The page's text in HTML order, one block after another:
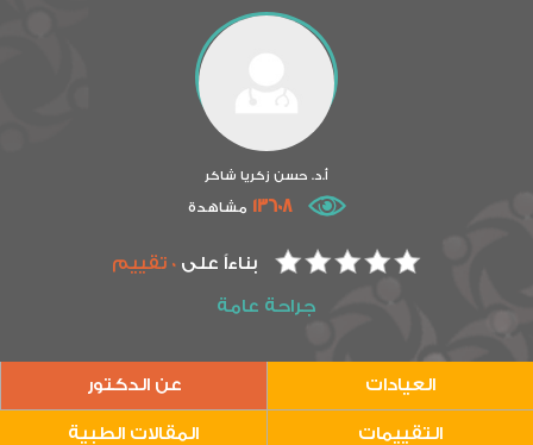
أ.د. حسن زكريا شاكر
13608 مشاهدة
بناءاً على0 تقييم
جراحة عامة
العيادات عن الدكتور
التقييمات المقالات الطبية